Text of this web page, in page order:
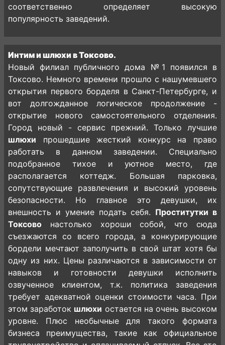
соответственно определяет высокую
популярность заведений.
Интим и шлюхи в Токсово.
Новый филиал публичного дома №1 появился в
Токсово. Немного времени прошло с нашумевшего
открытия первого борделя в Санкт-Петербурге, и
вот долгожданное логическое продолжение -
открытие нового самостоятельного отделения.
Город новый - сервис прежний. Только лучшие
шлюхи прошедшие жесткий конкурс на право
работать в данном заведении. Специально
подобранное тихое и уютное место, где
располагается коттедж. Большая парковка,
сопутствующие развлечения и высокий уровень
безопасности. Но главное это девушки, их
внешность и умение подать себя. Проститутки в
Токсово настолько хороши собой, что сюда
съезжаются со всего города, а конкурирующие
бордели мечтают заполучить в свой штат хотя бы
одну из них. Цены различаются в зависимости от
навыков и готовности девушки исполнить
озвученное клиентом, т.к. политика заведения
требует адекватной оценки стоимости часа. При
этом заработок шлюхи остается на очень высоком
уровне. Плюс необычные для такого формата
бизнеса преимущества, такие как официальное